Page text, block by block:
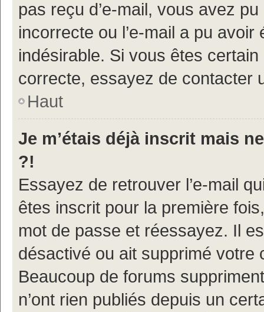
pas reçu d’e-mail, vous avez
incorrecte ou l’e-mail a pu
indésirable. Si vous êtes
correcte, essayez de contacter
Haut
Je m’étais déjà inscrit mais
?!
Essayez de retrouver l’e-mail
êtes inscrit pour la première
mot de passe et réessayez. Il
désactivé ou ait supprimé votre
Beaucoup de forums
n’ont rien publiés depuis un